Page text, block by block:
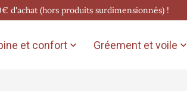
d'achat (hors produits surdimensionnés) !
et confort  Gréement et voile 